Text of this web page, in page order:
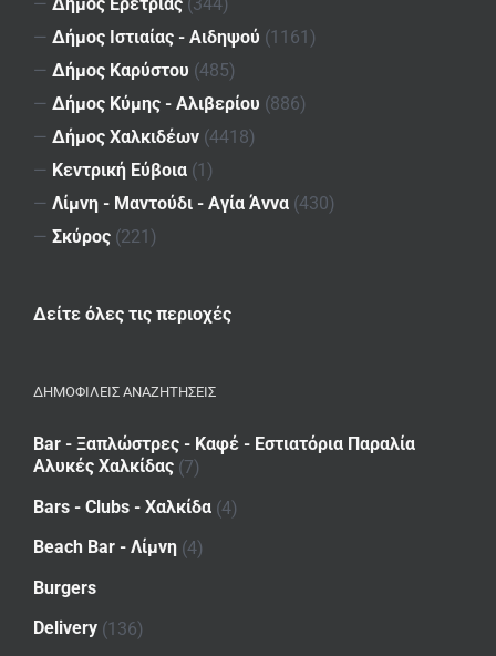
— Δήμος Ιστιαίας - Αιδηψού (1161)
— Δήμος Καρύστου (485)
— Δήμος Κύμης - Αλιβερίου (886)
— Δήμος Χαλκιδέων (4418)
— Κεντρική Εύβοια (1)
— Λίμνη - Μαντούδι - Αγία Άννα (430)
— Σκύρος (221)
Δείτε όλες τις περιοχές
ΔΗΜΟΦΙΛΕΙΣ ΑΝΑΖΗΤΗΣΕΙΣ
Bar - Ξαπλώστρες - Καφέ - Εστιατόρια Παραλία
Αλυκές Χαλκίδας (7)
Bars - Clubs - Χαλκίδα (4)
Beach Bar - Λίμνη (4)
Burgers
Delivery (136)